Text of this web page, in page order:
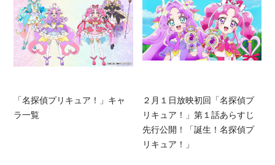
「名探偵プリキュア！」キャ
ラ一覧
２月１日放映初回「名探偵プ
リキュア！」第１話あらすじ
先行公開！「誕生！名探偵プ
リキュア！」